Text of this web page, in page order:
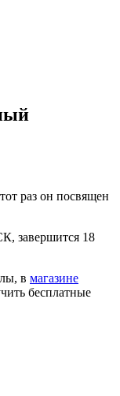
раз он посвящен
завершится 18
в магазине
бесплатные